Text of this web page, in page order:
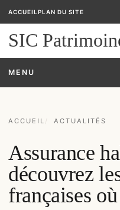
ACCUEIL PLAN DU SITE
SIC
MENU
ACCUEIL ACTUALITÉS
Assurance
découvrez
françaises